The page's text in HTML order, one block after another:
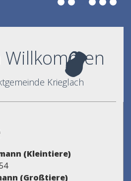
Willkommen
Krieglach
(Kleintiere)
(Großtiere)